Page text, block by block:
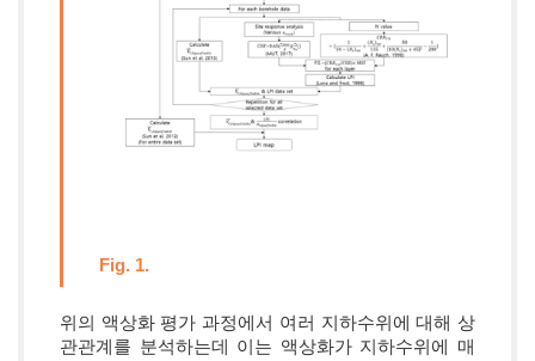
Fig. 1.
위의 액상화 평가 과정에서 여러 지하수위에 대해 상
관관계를 분석하는데 이는 액상화가 지하수위에 매